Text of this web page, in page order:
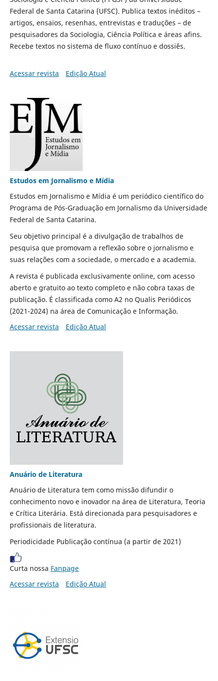
Federal de Santa Catarina (UFSC). Publica textos inéditos –
artigos, ensaios, resenhas, entrevistas e traduções – de
pesquisadores da Sociologia, Ciência Política e áreas afins.
Recebe textos no sistema de fluxo contínuo e dossiês.
Acessar revista Edição Atual
Estudos em Jornalismo e Mídia
Estudos em Jornalismo e Mídia é um periódico científico do
Programa de Pós-Graduação em Jornalismo da Universidade
Federal de Santa Catarina.
Seu objetivo principal é a divulgação de trabalhos de
pesquisa que promovam a reflexão sobre o jornalismo e
suas relações com a sociedade, o mercado e a academia.
A revista é publicada exclusivamente online, com acesso
aberto e gratuito ao texto completo e não cobra taxas de
publicação. É classificada como A2 no Qualis Periódicos
(2021-2024) na área de Comunicação e Informação.
Acessar revista
Edição Atual
Anuário de Literatura
Anuário de Literatura tem como missão difundir o
conhecimento novo e inovador na área de Literatura, Teoria
e Crítica Literária. Está direcionada para pesquisadores e
profissionais de literatura.
Periodicidade Publicação contínua (a partir de 2021)
Curta nossa Fanpage
Acessar revista
Edição Atual